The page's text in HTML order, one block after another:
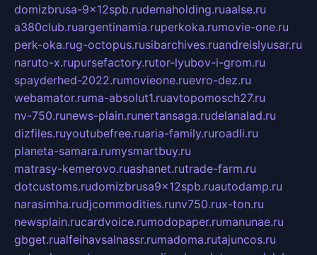
domizbrusa-9x12spb.rudemaholding.ruaalse.ru
a380club.ruargentinamia.ruperkoka.rumovie-one.ru
perk-oka.rug-octopus.rusibarchives.ruandreislyusar.ru
naruto-x.rupursefactory.rutor-lyubov-i-grom.ru
spayderhed-2022.rumovieone.ruevro-dez.ru
webamator.ruma-absolut1.ruavtopomosch27.ru
nv-750.runews-plain.runertansaga.rudelanalad.ru
dizfiles.ruyoutubefree.ruaria-family.ruroadli.ru
planeta-samara.rumysmartbuy.ru
matrasy-kemerovo.ruashanet.rutrade-farm.ru
dotcustoms.rudomizbrusa9x12spb.ruautodamp.ru
narasimha.rudjcommodities.runv750.rux-ton.ru
newsplain.rucardvoice.rumodopaper.rumanunae.ru
gbget.rualfeihavsalnassr.rumadoma.rutajuncos.ru